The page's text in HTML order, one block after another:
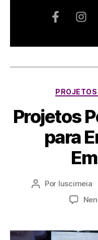
Projetos
para
Por luscimeia